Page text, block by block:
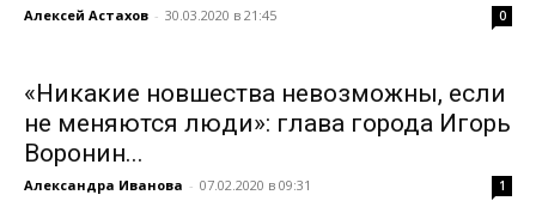
Алексей Астахов - 30.03.2020 в 21:45 0
«Никакие новшества невозможны, если
не меняются люди»: глава города Игорь
Воронин...
Александра Иванова - 07.02.2020 в 09:31 1